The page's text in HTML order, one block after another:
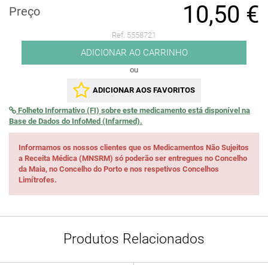
Preço 10,50 €
Ref. 5558721
ADICIONAR AO CARRINHO
ou
ADICIONAR AOS FAVORITOS
Folheto Informativo (FI) sobre este medicamento está disponível na
Base de Dados do InfoMed (Infarmed).
Informamos os nossos clientes que os Medicamentos Não Sujeitos
a Receita Médica (MNSRM) só poderão ser entregues no Concelho
da Maia, no Concelho do Porto e nos respetivos Concelhos
Limítrofes.
Produtos Relacionados